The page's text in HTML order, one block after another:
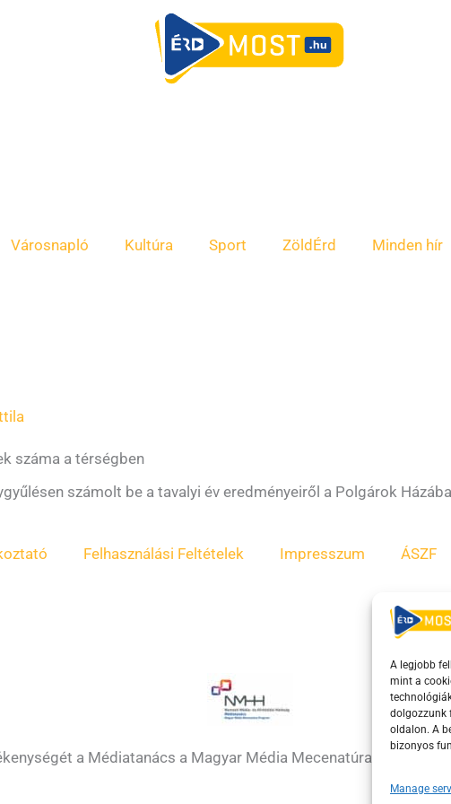
A legjobb
mint a
dolgozzunk
oldalon. A
bizonyos
Manage
Városnapló Kultúra Sport ZöldÉrd Minden hír
száma a térségben
számolt be a tavalyi év eredményeiről a Polgárok
Felhasználási Feltételek Impresszum ÁSZF
a Médiatanács a Magyar Média Mecenatúra program